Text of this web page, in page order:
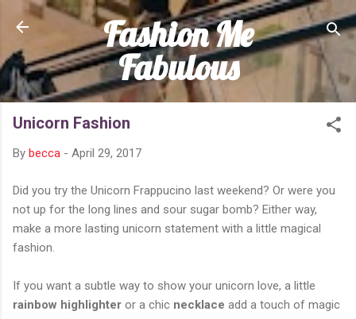
Skip to main content
Fashion Me
Fabulous
Unicorn Fashion
By becca - April 29, 2017
Did you try the Unicorn Frappucino last weekend? Or were you
not up for the long lines and sour sugar bomb? Either way,
make a more lasting unicorn statement with a little magical
fashion.
If you want a subtle way to show your unicorn love, a little
rainbow highlighter or a chic necklace add a touch of magic